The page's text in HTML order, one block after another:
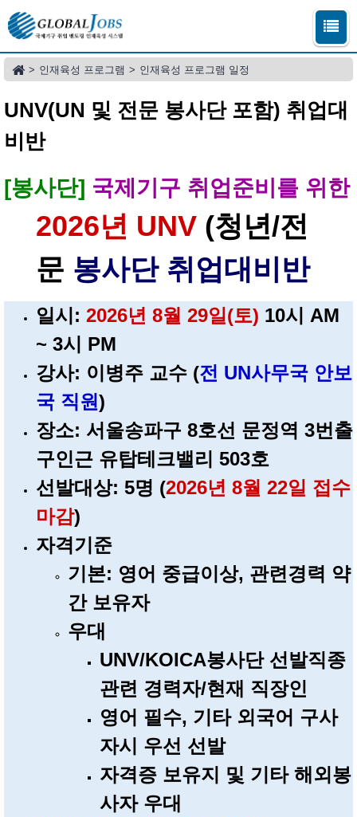
> 인재육성 프로그램 > 인재육성 프로그램 일정
UNV(UN 및 전문 봉사단 포함) 취업대
비반
[봉사단] 국제기구 취업준비를 위한
2026년 UNV (청년/전
문 봉사단 취업대비반
일시: 2026년 8월 29일(토) 10시 AM
~ 3시 PM
강사: 이병주 교수 (전 UN사무국 안보
국 직원)
장소: 서울송파구 8호선 문정역 3번출
구인근 유탑테크밸리 503호
선발대상: 5명 (2026년 8월 22일 접수
마감)
자격기준
기본: 영어 중급이상, 관련경력 약
간 보유자
우대
UNV/KOICA봉사단 선발직종
관련 경력자/현재 직장인
영어 필수, 기타 외국어 구사
자시 우선 선발
자격증 보유지 및 기타 해외봉
사자 우대